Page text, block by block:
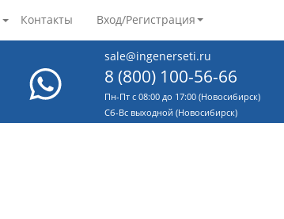
Контакты Вход/Регистрация
sale@ingenerseti.ru
8 (800) 100-56-66
Пн-Пт с 08:00 до 17:00 (Новосибирск)
Cб-Вс выходной (Новосибирск)